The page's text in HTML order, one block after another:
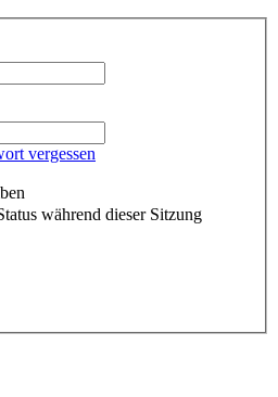
vergessen
während dieser Sitzung